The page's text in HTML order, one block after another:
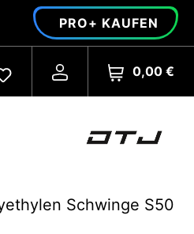
PRO+ KAUFEN
0,00 €
Schwinge S50